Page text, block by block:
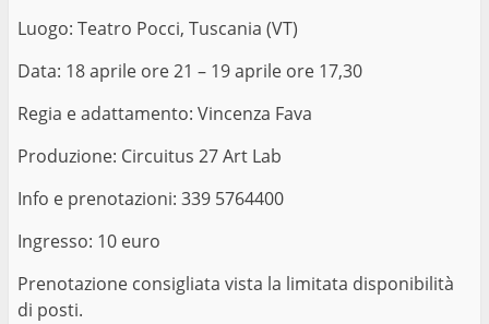
Luogo: Teatro Pocci, Tuscania (VT)
Data: 18 aprile ore 21 – 19 aprile ore 17,30
Regia e adattamento: Vincenza Fava
Produzione: Circuitus 27 Art Lab
Info e prenotazioni: 339 5764400
Ingresso: 10 euro
Prenotazione consigliata vista la limitata disponibilità
di posti.